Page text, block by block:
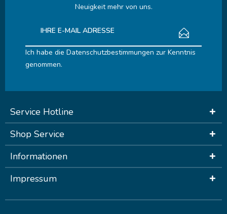
Neuigkeit mehr von uns.
Ich habe die Datenschutzbestimmungen zur Kenntnis
genommen.
Service Hotline
Shop Service
Informationen
Impressum